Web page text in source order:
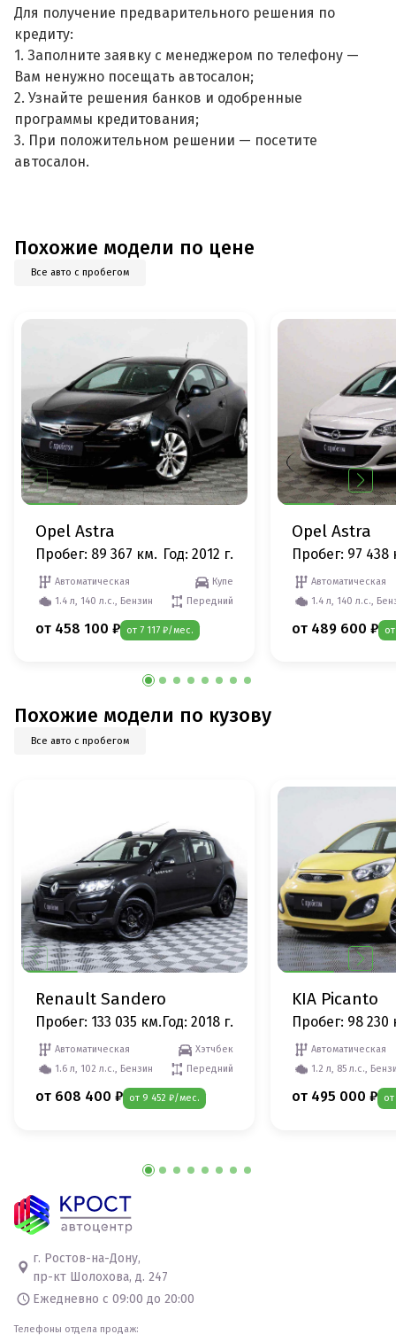
Для получение предварительного решения по
кредиту:
1. Заполните заявку с менеджером по телефону —
Вам ненужно посещать автосалон;
2. Узнайте решения банков и одобренные
программы кредитования;
3. При положительном решении — посетите
автосалон.
Похожие модели по цене
Все авто с пробегом
Opel Astra
Пробег: 89 367 км. Год: 2012 г.
Автоматическая
Купе
1.4 л, 140 л.с., Бензин
Передний
от 458 100 ₽ от 7 117 ₽/мес.
Opel Astra
Пробег: 97 438
Автоматическая
1.4 л, 140 л.с.,
от 489 600 ₽
Похожие модели по кузову
Все авто с пробегом
Renault Sandero
Пробег: 133 035 км. Год: 2018 г.
Автоматическая
Хэтчбек
1.6 л, 102 л.с., Бензин
Передний
от 608 400 ₽ от 9 452 ₽/мес.
KIA Picanto
Пробег: 98 230
Автоматическая
1.2 л, 85 л.с.,
от 495 000 ₽
г. Ростов-на-Дону,
пр-кт Шолохова, д. 247
Ежедневно с 09:00 до 20:00
Телефоны отдела продаж: